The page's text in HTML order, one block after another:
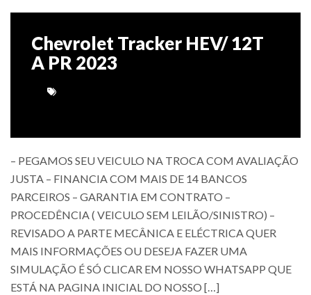
Chevrolet Tracker HEV/ 12T
A PR 2023
– PEGAMOS SEU VEICULO NA TROCA COM AVALIAÇÃO
JUSTA – FINANCIA COM MAIS DE 14 BANCOS
PARCEIROS – GARANTIA EM CONTRATO –
PROCEDÊNCIA ( VEICULO SEM LEILÃO/SINISTRO) –
REVISADO A PARTE MECÂNICA E ELÉCTRICA QUER
MAIS INFORMAÇÕES OU DESEJA FAZER UMA
SIMULAÇÃO É SÓ CLICAR EM NOSSO WHATSAPP QUE
ESTÁ NA PAGINA INICIAL DO NOSSO […]